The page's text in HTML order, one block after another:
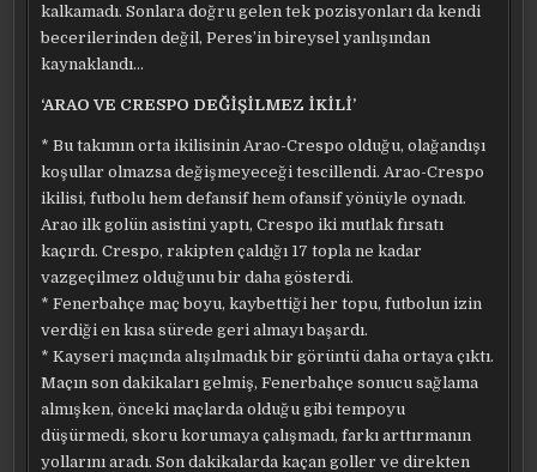
kalkamadı. Sonlara doğru gelen tek pozisyonları da kendi
becerilerinden değil, Peres’in bireysel yanlışından
kaynaklandı…
‘ARAO VE CRESPO DEĞİŞİLMEZ İKİLİ’
* Bu takımın orta ikilisinin Arao-Crespo olduğu, olağandışı
koşullar olmazsa değişmeyeceği tescillendi. Arao-Crespo
ikilisi, futbolu hem defansif hem ofansif yönüyle oynadı.
Arao ilk golün asistini yaptı, Crespo iki mutlak fırsatı
kaçırdı. Crespo, rakipten çaldığı 17 topla ne kadar
vazgeçilmez olduğunu bir daha gösterdi.
* Fenerbahçe maç boyu, kaybettiği her topu, futbolun izin
verdiği en kısa sürede geri almayı başardı.
* Kayseri maçında alışılmadık bir görüntü daha ortaya çıktı.
Maçın son dakikaları gelmiş, Fenerbahçe sonucu sağlama
almışken, önceki maçlarda olduğu gibi tempoyu
düşürmedi, skoru korumaya çalışmadı, farkı arttırmanın
yollarını aradı. Son dakikalarda kaçan goller ve direkten